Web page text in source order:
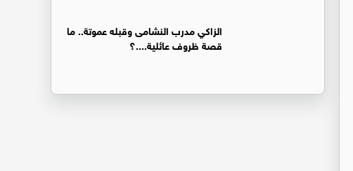
الزاكي مدرب النشامى وقبله عموتة.. ما
قصة ظروف عائلية....؟